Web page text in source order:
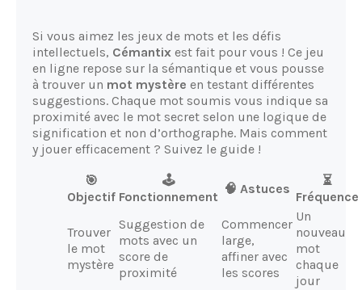
Si vous aimez les jeux de mots et les défis
intellectuels, Cémantix est fait pour vous ! Ce jeu
en ligne repose sur la sémantique et vous pousse
à trouver un mot mystère en testant différentes
suggestions. Chaque mot soumis vous indique sa
proximité avec le mot secret selon une logique de
signification et non d’orthographe. Mais comment
y jouer efficacement ? Suivez le guide !
🎯
Objectif
🕹️
Fonctionnement
🧠 Astuces
⏳
Fréquence
Trouver
le mot
mystère
Suggestion de
mots avec un
score de
proximité
Commencer
large,
affiner avec
les scores
Un
nouveau
mot
chaque
jour